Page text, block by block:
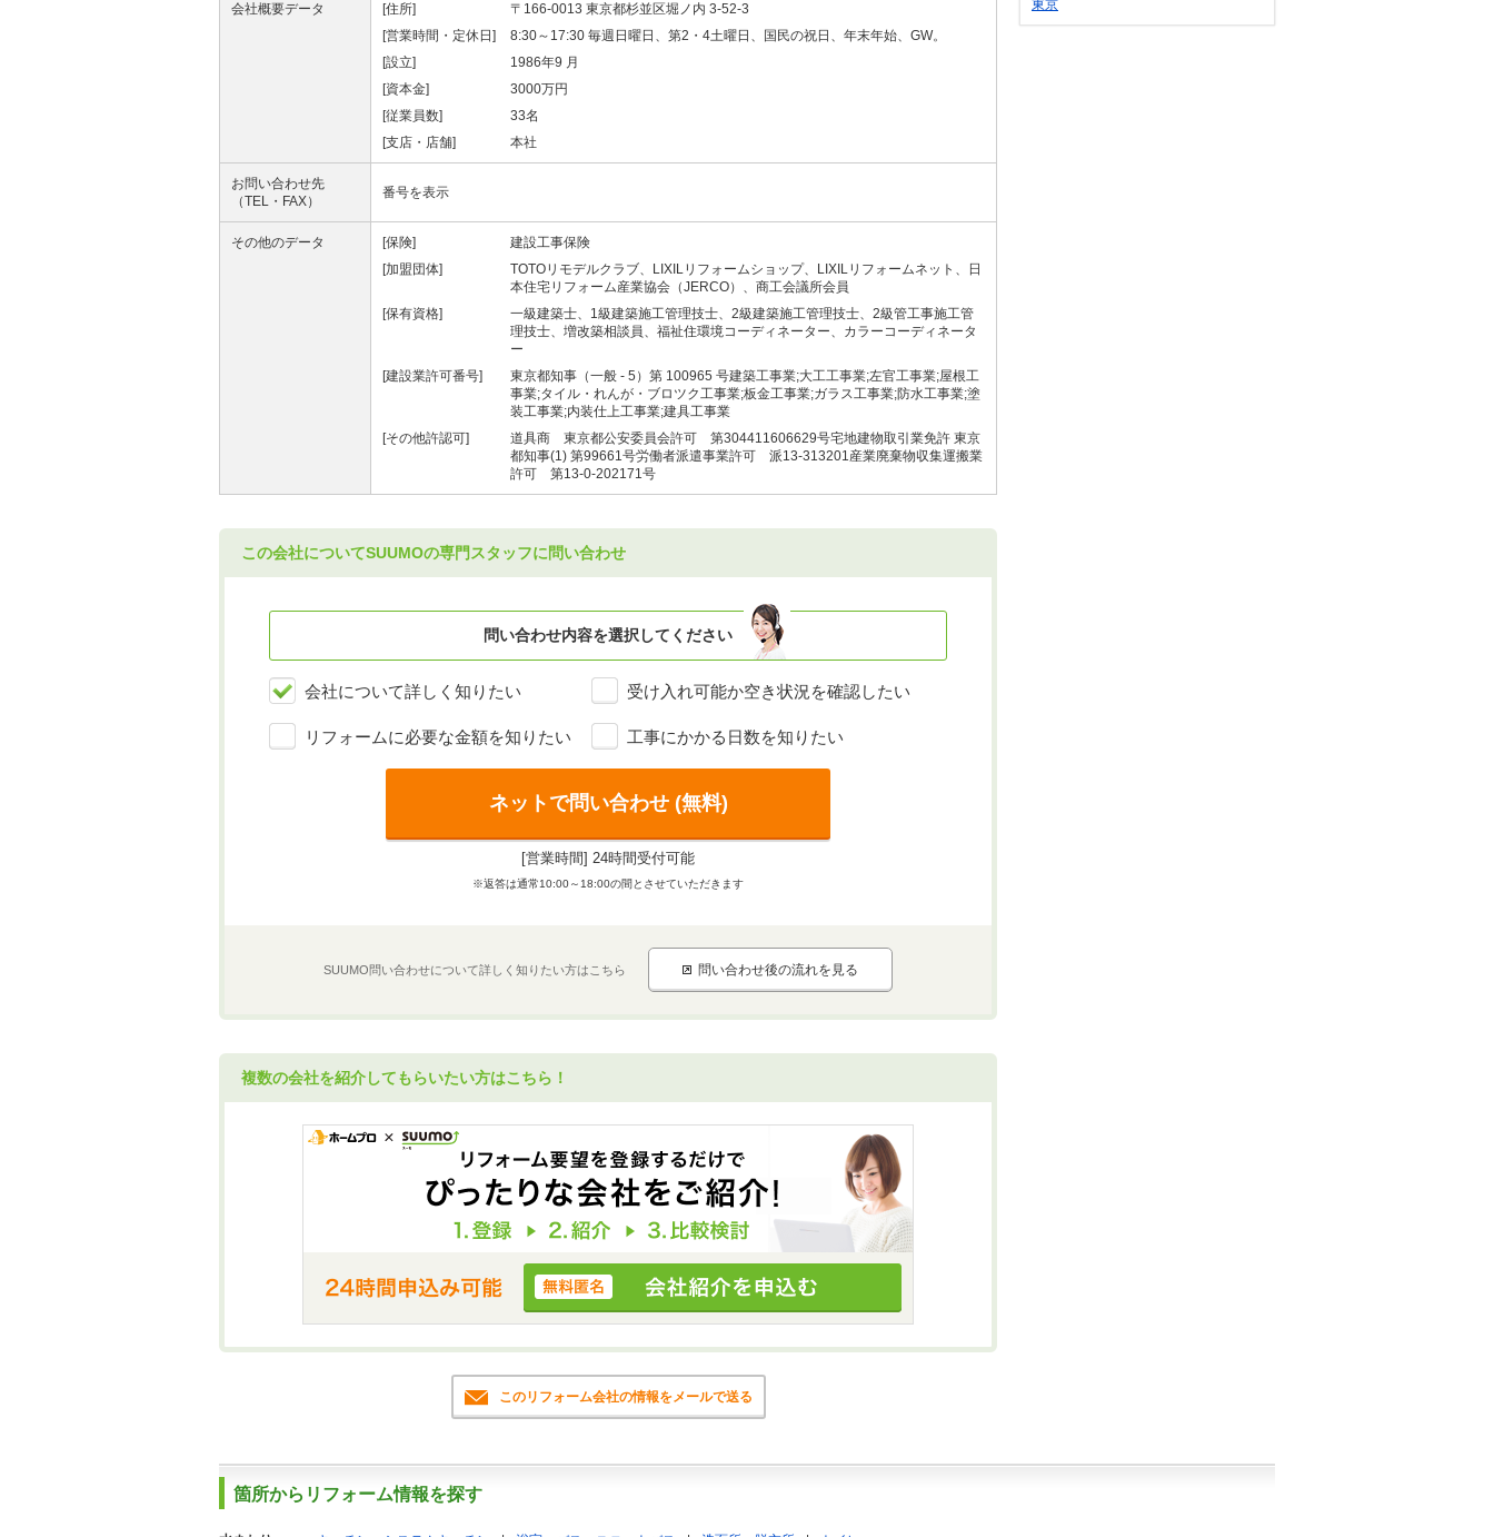
会社概要データ [住所]
〒166-0013 東京都杉並区堀ノ内 3-52-3
[営業時間・定休日]
8:30～17:30 毎週日曜日、第2・4土曜日、国民の祝日、年末年始、GW。
[設立]
1986年9 月
[資本金]
3000万円
[従業員数]
33名
[支店・店舗]
本社
お問い合わせ先
（TEL・FAX）
番号を表示
その他のデータ [保険]
建設工事保険
[加盟団体]
TOTOリモデルクラブ、LIXILリフォームショップ、LIXILリフォームネット、日
本住宅リフォーム産業協会（JERCO）、商工会議所会員
[保有資格]
一級建築士、1級建築施工管理技士、2級建築施工管理技士、2級管工事施工管
理技士、増改築相談員、福祉住環境コーディネーター、カラーコーディネータ
ー
[建設業許可番号]
東京都知事（一般 - 5）第 100965 号建築工事業;大工工事業;左官工事業;屋根工
事業;タイル・れんが・ブロツク工事業;板金工事業;ガラス工事業;防水工事業;塗
装工事業;内装仕上工事業;建具工事業
[その他許認可]
道具商 東京都公安委員会許可 第304411606629号宅地建物取引業免許 東京
都知事(1) 第99661号労働者派遣事業許可 派13-313201産業廃棄物収集運搬業
許可 第13-0-202171号
この会社についてSUUMOの専門スタッフに問い合わせ
問い合わせ内容を選択してください
会社について詳しく知りたい 受け入れ可能か空き状況を確認したい
リフォームに必要な金額を知りたい 工事にかかる日数を知りたい
ネットで問い合わせ (無料)
[営業時間] 24時間受付可能
※返答は通常10:00～18:00の間とさせていただきます
SUUMO問い合わせについて詳しく知りたい方はこちら 問い合わせ後の流れを見る
複数の会社を紹介してもらいたい方はこちら！
このリフォーム会社の情報をメールで送る
東京
箇所からリフォーム情報を探す